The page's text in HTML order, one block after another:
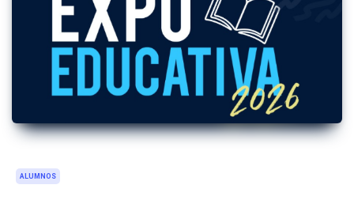
ALUMNOS